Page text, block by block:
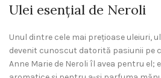
Ulei esențial de Neroli
Unul dintre cele mai prețioase uleiuri,
devenit cunoscut datorită pasiunii pe
Anne Marie de Neroli îl avea pentru el;